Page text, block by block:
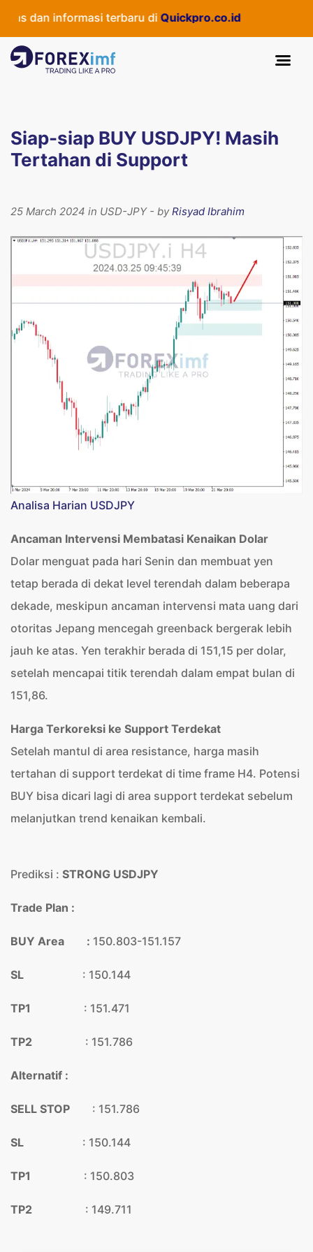
dan informasi terbaru di Quickpro.co.id
Siap-siap BUY USDJPY! Masih
Tertahan di Support
25 March 2024 in USD-JPY - byRisyad Ibrahim
Analisa Harian USDJPY
Ancaman Intervensi Membatasi Kenaikan Dolar
Dolar menguat pada hari Senin dan membuat yen
tetap berada di dekat level terendah dalam beberapa
dekade, meskipun ancaman intervensi mata uang dari
otoritas Jepang mencegah greenback bergerak lebih
jauh ke atas. Yen terakhir berada di 151,15 per dolar,
setelah mencapai titik terendah dalam empat bulan di
151,86.
Harga Terkoreksi ke Support Terdekat
Setelah mantul di area resistance, harga masih
tertahan di support terdekat di time frame H4. Potensi
BUY bisa dicari lagi di area support terdekat sebelum
melanjutkan trend kenaikan kembali.
Prediksi : STRONG USDJPY
Trade Plan :
BUY Area : 150.803-151.157
SL : 150.144
TP1 : 151.471
TP2 : 151.786
Alternatif :
SELL STOP : 151.786
SL : 150.144
TP1 : 150.803
TP2 : 149.711